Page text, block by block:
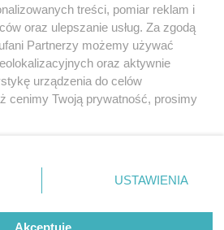
miejski
Witosa
regulamin korzystania z portali
Skontakuj sięz nami
Kontakt
Wydawca
Redakcja
treści, pomiar reklam i
oraz ulepszanie usług. Za zgodą
Partnerzy możemy używać
oraz aktywnie
urządzenia do celów
cenimy Twoją prywatność, prosimy
się w lewym dolnym rogu strony
danych nie wymagają
masz prawo sprzeciwić się
Preferencje będą miały
USTAWIENIA
Akceptuję